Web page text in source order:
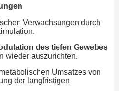
Verwachsungen durch
des tiefen Gewebes
wieder auszurichten.
Umsatzes von
der langfristigen